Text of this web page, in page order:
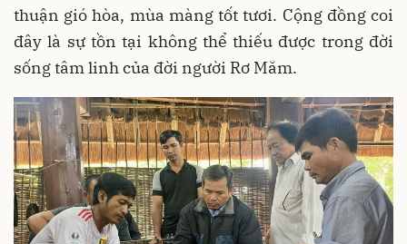
thuận gió hòa, mùa màng tốt tươi. Cộng đồng coi
đây là sự tồn tại không thể thiếu được trong đời
sống tâm linh của đời người Rơ Măm.